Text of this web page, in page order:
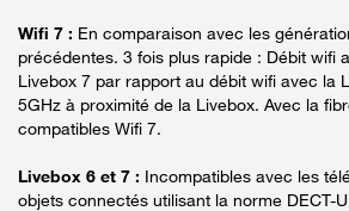
Wifi 7 : En comparaison avec les
précédentes. 3 fois plus rapide : Débit wifi
Livebox 7 par rapport au débit wifi avec la
5GHz à proximité de la Livebox. Avec la
compatibles Wifi 7.
Livebox 6 et 7 : Incompatibles avec les
objets connectés utilisant la norme DECT-